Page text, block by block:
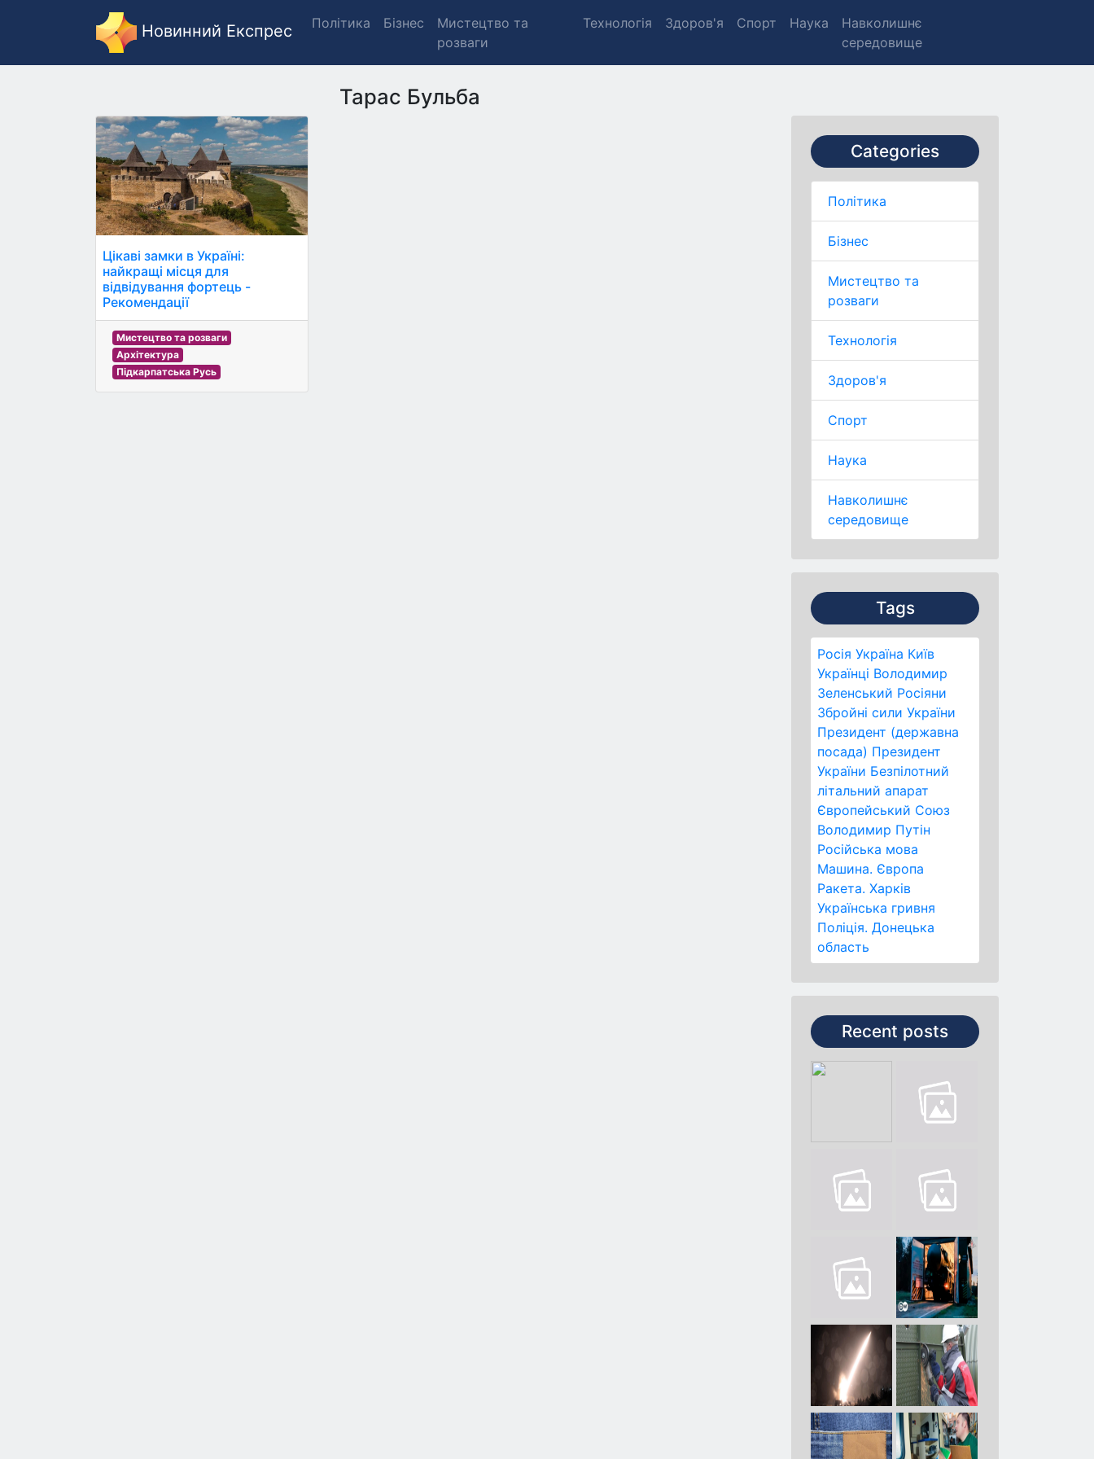
Новинний Експрес Політика Бізнес
Мистецтво та
розваги
Технологія Здоров'я Спорт Наука
Навколишнє
середовище
Тарас Бульба
Categories
Політика
Бізнес
Мистецтво та
розваги
Технологія
Здоров'я
Спорт
Наука
Навколишнє
середовище
Tags
Росія Україна Київ
Українці Володимир
Зеленський Росіяни
Збройні сили України
Президент (державна
посада) Президент
України Безпілотний
літальний апарат
Європейський Союз
Володимир Путін
Російська мова
Машина. Європа
Ракета. Харків
Українська гривня
Поліція. Донецька
область
Recent posts
Цікаві замки в Україні:
найкращі місця для
відвідування фортець -
Рекомендації
Мистецтво та розваги
Архітектура
Підкарпатська Русь